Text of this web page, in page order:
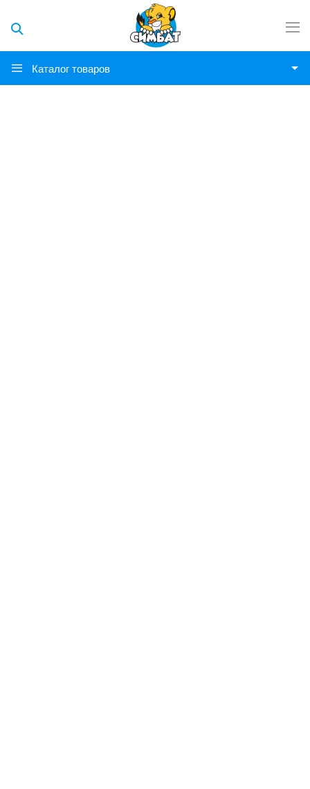
Каталог товаров